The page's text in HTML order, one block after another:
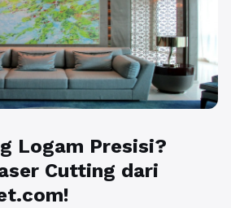
Logam Presisi?
Cutting dari